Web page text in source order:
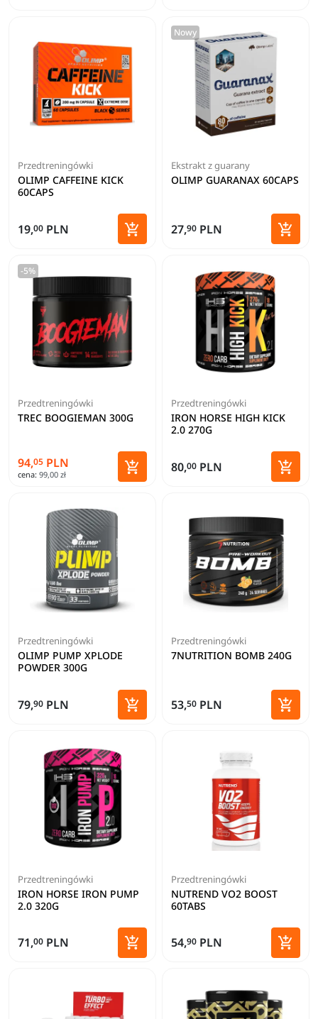
Przedtreningówki
OLIMP CAFFEINE KICK
60CAPS
19,00 PLN 
Dodaj do koszyka
Nowy
Ekstrakt z guarany
OLIMP GUARANAX 60CAPS
27,90 PLN 
Dodaj
-5%
Przedtreningówki
TREC BOOGIEMAN 300G
94,05 PLN
cena: 99,00 zł 
Dodaj do koszyka
Przedtreningówki
IRON HORSE HIGH KICK
2.0 270G
80,00 PLN 
Dodaj
Przedtreningówki
OLIMP PUMP XPLODE
POWDER 300G
79,90 PLN 
Dodaj do koszyka
Przedtreningówki
7NUTRITION BOMB 240G
53,50 PLN 
Dodaj
Przedtreningówki
IRON HORSE IRON PUMP
2.0 320G
71,00 PLN 
Dodaj do koszyka
Przedtreningówki
NUTREND VO2 BOOST
60TABS
54,90 PLN 
Dodaj